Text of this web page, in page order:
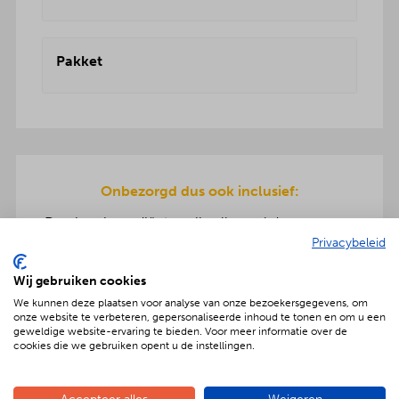
Pakket
Onbezorgd dus ook inclusief:
De pizza ingrediënten zijn allemaal dagvers voor
u bereid en worden geleverd in koelboxen.
na afloop mee terug.
Privacybeleid
Wij gebruiken cookies
We kunnen deze plaatsen voor analyse van onze bezoekersgegevens, om
onze website te verbeteren, gepersonaliseerde inhoud te tonen en om u een
geweldige website-ervaring te bieden. Voor meer informatie over de
cookies die we gebruiken opent u de instellingen.